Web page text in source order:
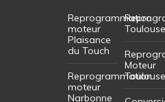
Reprogrammation
moteur
Plaisance
du Touch
Reprogrammation
moteur
Narbonne
Toulouse
Moteur
Toulouse